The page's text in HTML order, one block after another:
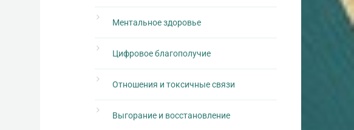
Ментальное здоровье
Цифровое благополучие
Отношения и токсичные связи
Выгорание и восстановление